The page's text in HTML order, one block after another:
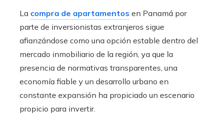
La compra de apartamentos en Panamá por
parte de inversionistas extranjeros sigue
afianzándose como una opción estable dentro del
mercado inmobiliario de la región, ya que la
presencia de normativas transparentes, una
economía fiable y un desarrollo urbano en
constante expansión ha propiciado un escenario
propicio para invertir.